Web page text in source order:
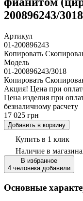
200896243/
Артикул
01-200896243
Копировать
Модель
01-200896243/3018
Копировать
Акция! Цена при
Цена изделия при
безналичному расчету
17 025 грн
Добавить в корзину
Купить в 1 клик
Наличие в
В избранное
4 человека добавили
Основные